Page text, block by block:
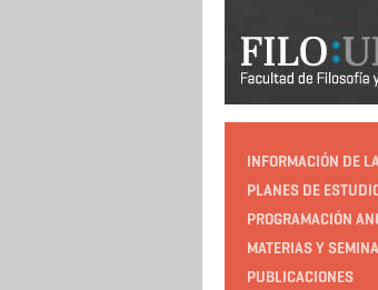
INFORMACIÓN DE
PLANES DE
PROGRAMACIÓN
MATERIAS Y
PUBLICACIONES